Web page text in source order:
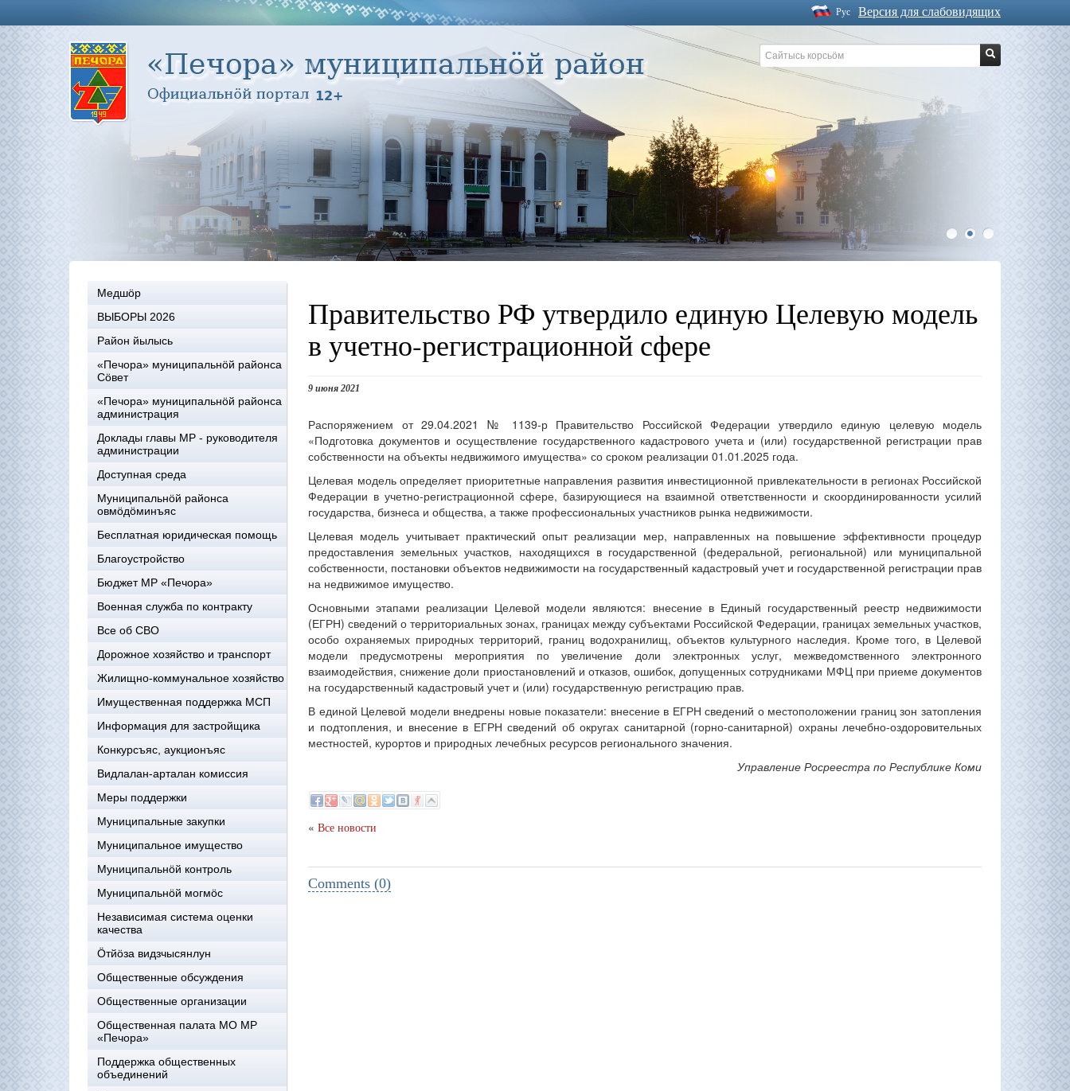
Версия для слабовидящих
Рус
1 2 3
Медшöр
ВЫБОРЫ 2026
Район йылысь
«Печора» муниципальнöй районса
Сöвет
«Печора» муниципальнöй районса
администрация
Доклады главы МР - руководителя
администрации
Доступная среда
Муниципальнöй районса
овмöдöминъяс
Бесплатная юридическая помощь
Благоустройство
Бюджет МР «Печора»
Военная служба по контракту
Все об СВО
Дорожное хозяйство и транспорт
Жилищно-коммунальное хозяйство
Имущественная поддержка МСП
Информация для застройщика
Конкурсъяс, аукционъяс
Видлалан-арталан комиссия
Меры поддержки
Муниципальные закупки
Муниципальное имущество
Муниципальнӧй контроль
Муниципальнöй могмöс
Независимая система оценки
качества
Öтйöза видзчысянлун
Общественные обсуждения
Общественные организации
Общественная палата МО МР
«Печора»
Поддержка общественных
объединений
Правительство РФ утвердило единую Целевую модель
в учетно-регистрационной сфере
9 июня 2021
Распоряжением от 29.04.2021 № 1139-р Правительство Российской Федерации утвердило единую целевую модель
«Подготовка документов и осуществление государственного кадастрового учета и (или) государственной регистрации прав
собственности на объекты недвижимого имущества» со сроком реализации 01.01.2025 года.
Целевая модель определяет приоритетные направления развития инвестиционной привлекательности в регионах Российской
Федерации в учетно-регистрационной сфере, базирующиеся на взаимной ответственности и скоординированности усилий
государства, бизнеса и общества, а также профессиональных участников рынка недвижимости.
Целевая модель учитывает практический опыт реализации мер, направленных на повышение эффективности процедур
предоставления земельных участков, находящихся в государственной (федеральной, региональной) или муниципальной
собственности, постановки объектов недвижимости на государственный кадастровый учет и государственной регистрации прав
на недвижимое имущество.
Основными этапами реализации Целевой модели являются: внесение в Единый государственный реестр недвижимости
(ЕГРН) сведений о территориальных зонах, границах между субъектами Российской Федерации, границах земельных участков,
особо охраняемых природных территорий, границ водохранилищ, объектов культурного наследия. Кроме того, в Целевой
модели предусмотрены мероприятия по увеличение доли электронных услуг, межведомственного электронного
взаимодействия, снижение доли приостановлений и отказов, ошибок, допущенных сотрудниками МФЦ при приеме документов
на государственный кадастровый учет и (или) государственную регистрацию прав.
В единой Целевой модели внедрены новые показатели: внесение в ЕГРН сведений о местоположении границ зон затопления
и подтопления, и внесение в ЕГРН сведений об округах санитарной (горно-санитарной) охраны лечебно-оздоровительных
местностей, курортов и природных лечебных ресурсов регионального значения.
Управление Росреестра по Республике Коми
« Все новости
Comments (0)